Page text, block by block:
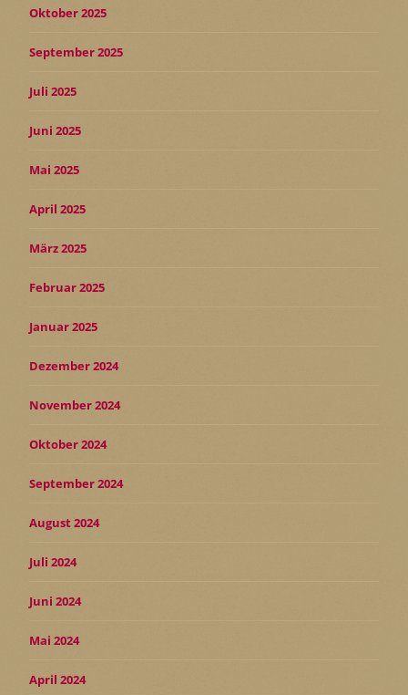
Oktober 2025
September 2025
Juli 2025
Juni 2025
Mai 2025
April 2025
März 2025
Februar 2025
Januar 2025
Dezember 2024
November 2024
Oktober 2024
September 2024
August 2024
Juli 2024
Juni 2024
Mai 2024
April 2024